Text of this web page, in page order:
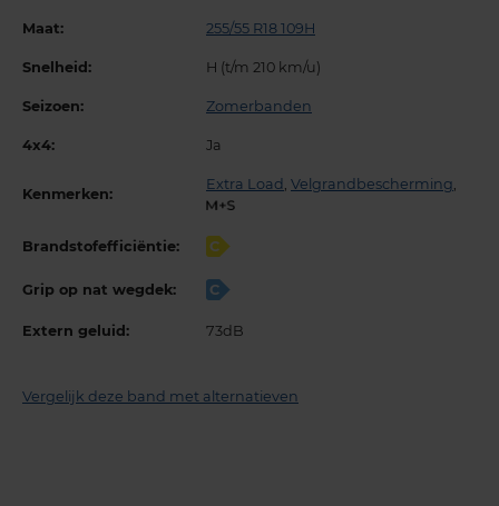
Maat: 255/55 R18 109H
Snelheid: H (t/m 210 km/u)
Seizoen: Zomerbanden
4x4: Ja
Kenmerken:
Extra Load , Velgrandbescherming,
Brandstofefficiëntie: C
Grip op nat wegdek: C
Extern geluid: 73dB
Vergelijk deze band met alternatieven